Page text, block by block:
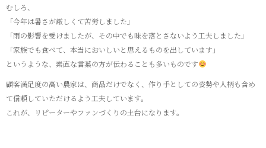
むしろ、
「今年は暑さが厳しくて苦労しました」
「雨の影響を受けましたが、その中でも味を落とさないよう工夫しました」
「家族でも食べて、本当においしいと思えるものを出しています」
というような、素直な言葉の方が伝わることも多いものです
顧客満足度の高い農家は、商品だけでなく、作り手としての姿勢や人柄も含め
て信頼していただけるよう工夫しています。
これが、リピーターやファンづくりの土台になります。